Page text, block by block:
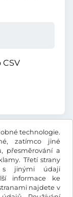
technologie.
zatímco jiné
přesměrování a
Třetí strany
s jinými údaji
informace ke
najdete v